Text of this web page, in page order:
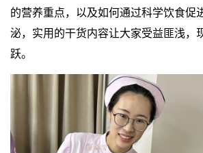
的营养重点，以及如何通过科学饮食促
泌，实用的干货内容让大家受益匪浅，
跃。